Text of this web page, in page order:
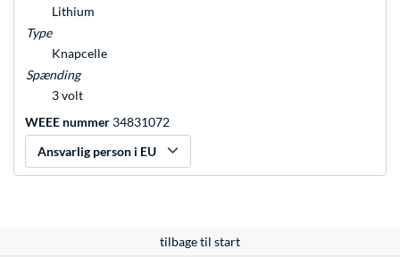
Lithium
Type
Knapcelle
Spænding
3 volt
WEEE nummer 34831072
Ansvarlig person i EU
tilbage til start